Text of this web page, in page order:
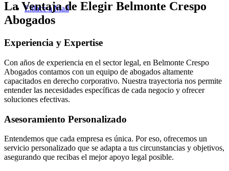
Enlace a Mail
La Ventaja de Elegir Belmonte Crespo
Abogados
Experiencia y Expertise
Con años de experiencia en el sector legal, en Belmonte Crespo
Abogados contamos con un equipo de abogados altamente
capacitados en derecho corporativo. Nuestra trayectoria nos permite
entender las necesidades específicas de cada negocio y ofrecer
soluciones efectivas.
Asesoramiento Personalizado
Entendemos que cada empresa es única. Por eso, ofrecemos un
servicio personalizado que se adapta a tus circunstancias y objetivos,
asegurando que recibas el mejor apoyo legal posible.